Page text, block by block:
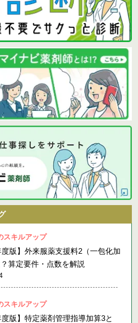
スキルアップ
度版】外来服薬支援料2（一包化加
算定要件・点数を解説
スキルアップ
度版】特定薬剤管理指導加算3と